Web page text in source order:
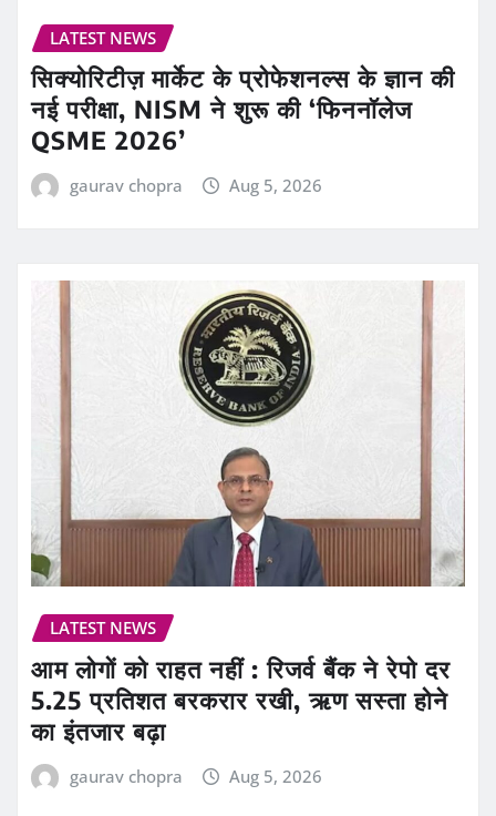
LATEST NEWS
सिक्योरिटीज़ मार्केट के प्रोफेशनल्स के ज्ञान की
नई परीक्षा, NISM ने शुरू की ‘फिननॉलेज
QSME 2026’
gaurav chopra Aug 5, 2026
LATEST NEWS
आम लोगों को राहत नहीं : रिजर्व बैंक ने रेपो दर
5.25 प्रतिशत बरकरार रखी, ऋण सस्ता होने
का इंतजार बढ़ा
gaurav chopra Aug 5, 2026